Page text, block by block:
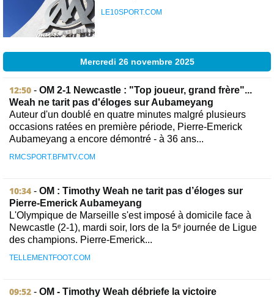
LE10SPORT.COM
Mercredi 26 novembre 2025
12:50 - OM 2-1 Newcastle : "Top joueur, grand frère"...
Weah ne tarit pas d'éloges sur Aubameyang
Auteur d'un doublé en quatre minutes malgré plusieurs
occasions ratées en première période, Pierre-Emerick
Aubameyang a encore démontré - à 36 ans...
RMCSPORT.BFMTV.COM
10:34 - OM : Timothy Weah ne tarit pas d’éloges sur
Pierre-Emerick Aubameyang
L'Olympique de Marseille s'est imposé à domicile face à
Newcastle (2-1), mardi soir, lors de la 5ᵉ journée de Ligue
des champions. Pierre-Emerick...
TELLEMENTFOOT.COM
09:52 - OM - Timothy Weah débriefe la victoire